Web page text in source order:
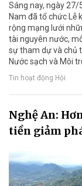
Sáng nay, ngày 27/
Nam đã tổ chức Lễ
rộng mạng lưới
tài nguyên nước,
sự tham dự và chủ
Nước sạch và Môi
Tin hoạt động Hội
Nghệ An:
tiền giảm